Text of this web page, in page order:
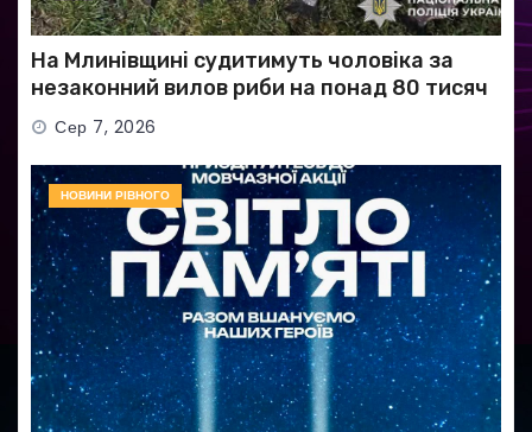
На Млинівщині судитимуть чоловіка за
незаконний вилов риби на понад 80 тисяч
гривень
Сер 7, 2026
НОВИНИ РІВНОГО